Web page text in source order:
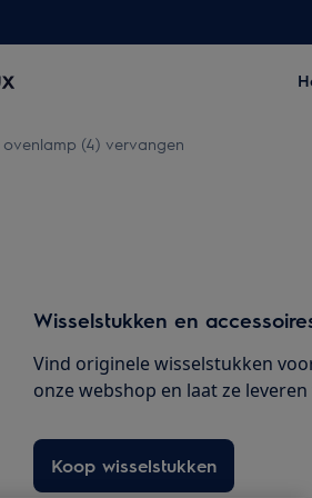
(4) vervangen
Wisselstukken en
Vind originele wisselstukken
onze webshop en laat ze
Koop wisselstukken